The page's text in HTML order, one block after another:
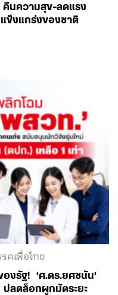
คืนความสุข-ลดแรง
ข็งแกร่งของชาติ
คเพื่อไทย
งรัฐ! ‘ศ.ดร.ยศชนัน’
ปลดล็อกผูกมัดระยะ